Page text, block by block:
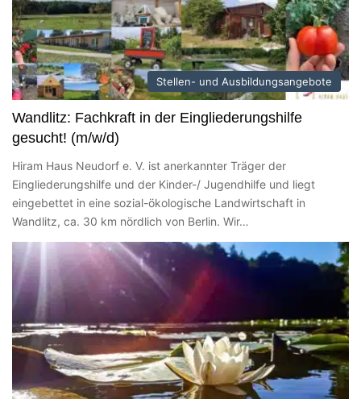
Stellen- und Ausbildungsangebote
Wandlitz: Fachkraft in der Eingliederungshilfe
gesucht! (m/w/d)
Hiram Haus Neudorf e. V. ist anerkannter Träger der
Eingliederungshilfe und der Kinder-/ Jugendhilfe und liegt
eingebettet in eine sozial-ökologische Landwirtschaft in
Wandlitz, ca. 30 km nördlich von Berlin. Wir…